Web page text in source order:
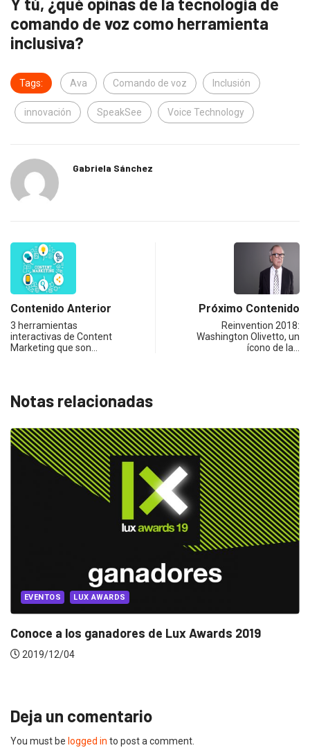
comando de voz como herramienta
inclusiva?
Tags: Ava Comando de voz Inclusión
innovación SpeakSee Voice Technology
Gabriela Sánchez
Contenido Anterior
3 herramientas
interactivas de Content
Marketing que son…
Próximo Contenido
Reinvention 2018:
Washington Olivetto, un
ícono de la…
Notas relacionadas
EVENTOS LUX AWARDS
Conoce a los ganadores de Lux Awards 2019
2019/12/04
Deja un comentario
You must be logged in to post a comment.